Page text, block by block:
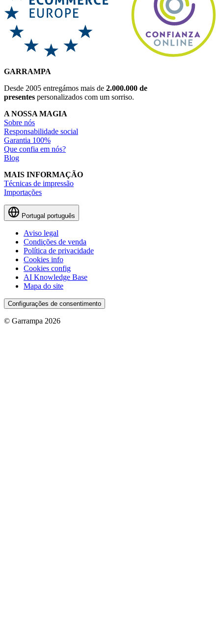
GARRAMPA
Desde 2005 entregámos mais de 2.000.000 de
presentes personalizados com um sorriso.
A NOSSA MAGIA
Sobre nós
Responsabilidade social
Garantia 100%
Que confia em nós?
Blog
MAIS INFORMAÇÃO
Técnicas de impressão
Importações
Portugal português
Aviso legal
Condições de venda
Política de privacidade
Cookies info
Cookies config
AI Knowledge Base
Mapa do site
Configurações de consentimento
© Garrampa 2026